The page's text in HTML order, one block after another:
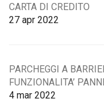
CARTA DI CREDITO
27 apr 2022
PARCHEGGI A
FUNZIONALITA’
4 mar 2022